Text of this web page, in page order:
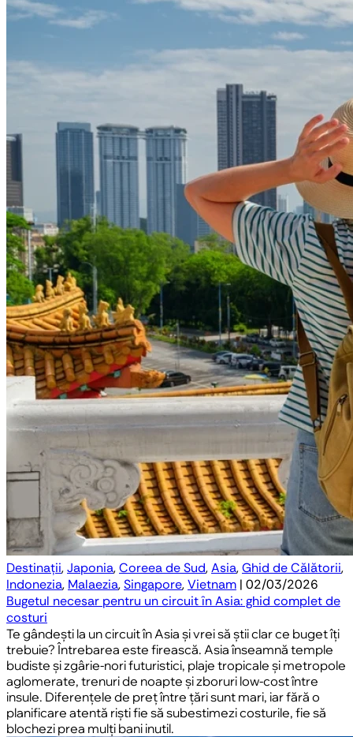
Destinații,Japonia,Coreea de Sud,Asia,Ghid de Călătorii,
Indonezia, Malaezia,Singapore,Vietnam | 02/03/2026
Bugetul necesar pentru un circuit în Asia: ghid complet de
costuri
Te gândești la un circuit în Asia și vrei să știi clar ce buget îți
trebuie? Întrebarea este firească. Asia înseamnă temple
budiste și zgârie-nori futuristici, plaje tropicale și metropole
aglomerate, trenuri de noapte și zboruri low-cost între
insule. Diferențele de preț între țări sunt mari, iar fără o
planificare atentă riști fie să subestimezi costurile, fie să
blochezi prea mulți bani inutil.